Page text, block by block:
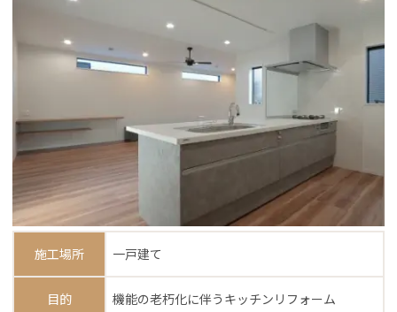
施工場所 一戸建て
目的 機能の老朽化に伴うキッチンリフォーム